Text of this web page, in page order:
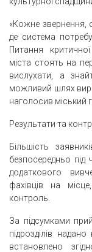
«Кожне звернення,
де система
Питання
міста стоять на
вислухати, а
можливий шлях
наголосив міський
Результати та
Більшість
безпосередньо під
додаткового
фахівців на
контроль.
За підсумками
підрозділів
встановлено